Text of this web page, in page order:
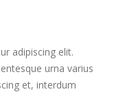
adipiscing elit.
urna varius
et, interdum